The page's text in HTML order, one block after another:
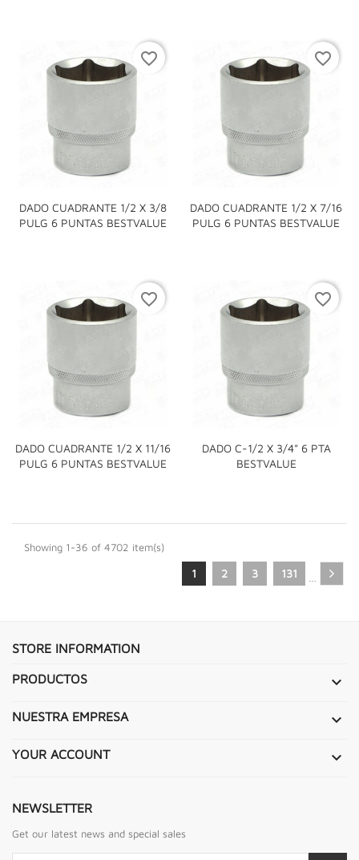
DADO CUADRANTE 1/2 X 3/8
PULG 6 PUNTAS BESTVALUE
favorite_border
DADO CUADRANTE 1/2 X 7/16
PULG 6 PUNTAS BESTVALUE
favorite_border
DADO CUADRANTE 1/2 X 11/16
PULG 6 PUNTAS BESTVALUE
favorite_border
DADO C-1/2 X 3/4" 6 PTA
BESTVALUE
favorite_border
Showing 1-36 of 4702 item(s)
1 2 3 131
STORE INFORMATION
PRODUCTOS 
NUESTRA EMPRESA 
YOUR ACCOUNT 
NEWSLETTER
Get our latest news and special sales